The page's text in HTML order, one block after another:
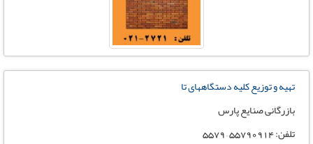
تهیه و توزیع کلیه دستگاههای تا
بازرگانی صنایع پارس
تلفن: 55790914 – 5579